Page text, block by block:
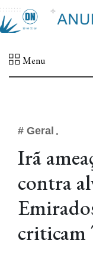
Menu
# Geral
Irã
contra
criticam